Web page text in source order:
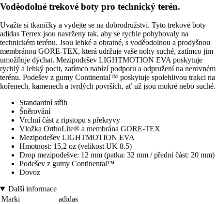
Voděodolné trekové boty pro technický terén.
Uvažte si tkaničky a vydejte se na dobrodružství. Tyto trekové boty
adidas Terrex jsou navrženy tak, aby se rychle pohybovaly na
technickém terénu. Jsou lehké a obratné, s voděodolnou a prodyšnou
membránou GORE-TEX, která udržuje vaše nohy suché, zatímco jim
umožňuje dýchat. Mezipodešev LIGHTMOTION EVA poskytuje
rychlý a lehký pocit, zatímco nabízí podporu a odpružení na nerovném
terénu. Podešev z gumy Continental™ poskytuje spolehlivou trakci na
kořenech, kamenech a tvrdých površích, ať už jsou mokré nebo suché.
Standardní střih
Šněrování
Vrchní část z ripstopu s překryvy
Vložka OrthoLite® a membrána GORE-TEX
Mezipodešev LIGHTMOTION EVA
Hmotnost: 15,2 oz (velikost UK 8.5)
Drop mezipodešve: 12 mm (patka: 32 mm / přední část: 20 mm)
Podešev z gumy Continental™
Dovoz
Další informace
Marki
adidas